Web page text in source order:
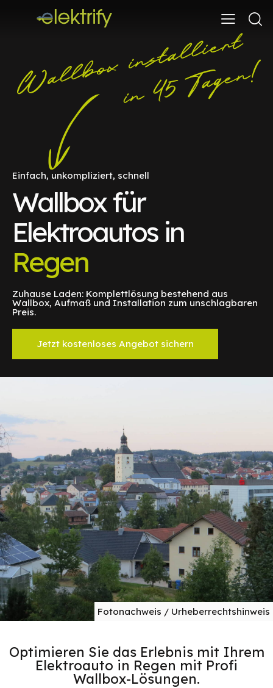
Einfach, unkompliziert, schnell
Wallbox für
Elektroautos in
Regen
Zuhause Laden: Komplettlösung bestehend aus
Wallbox, Aufmaß und Installation zum unschlagbaren
Preis.
Jetzt kostenloses Angebot sichern
Fotonachweis / Urheberrechtshinweis
Optimieren Sie das Erlebnis mit Ihrem
Elektroauto in Regen mit Profi
Wallbox-Lösungen.